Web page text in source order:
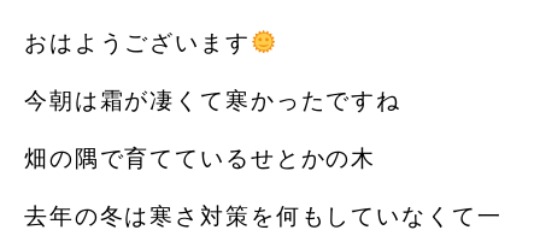
おはようございます
今朝は霜が凄くて寒かったですね️
畑の隅で育てているせとかの木
去年の冬は寒さ対策を何もしていなくて一